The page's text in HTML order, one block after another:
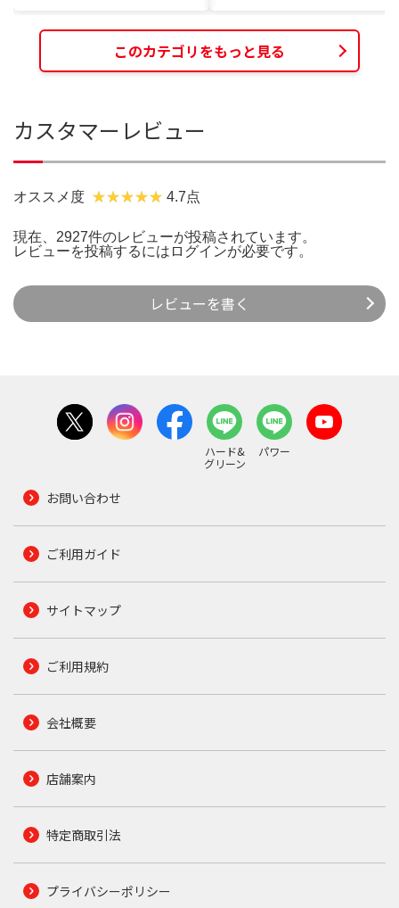
このカテゴリをもっと見る
カスタマーレビュー
オススメ度 4.7点
現在、2927件のレビューが投稿されています。
レビューを投稿するには ログインが必要です。
レビューを書く
ハード&
グリーン
パワー
お問い合わせ
ご利用ガイド
サイトマップ
ご利用規約
会社概要
店舗案内
特定商取引法
プライバシーポリシー